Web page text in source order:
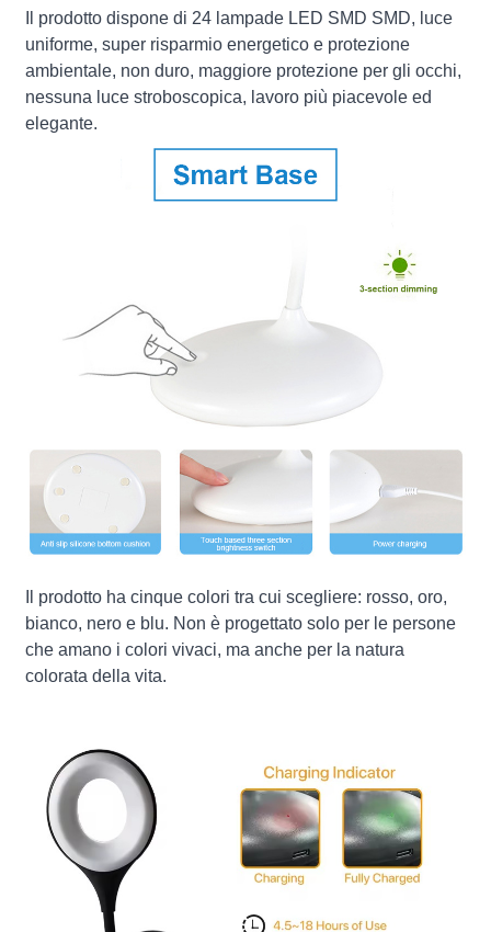
Il prodotto dispone di 24 lampade LED SMD SMD, luce
uniforme, super risparmio energetico e protezione
ambientale, non duro, maggiore protezione per gli occhi,
nessuna luce stroboscopica, lavoro più piacevole ed
elegante.
Il prodotto ha cinque colori tra cui scegliere: rosso, oro,
bianco, nero e blu. Non è progettato solo per le persone
che amano i colori vivaci, ma anche per la natura
colorata della vita.